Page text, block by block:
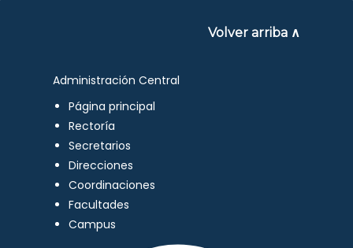
Volver arriba ∧
Administración Central
Página principal
Rectoría
Secretarios
Direcciones
Coordinaciones
Facultades
Campus